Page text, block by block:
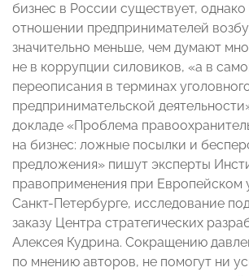
бизнес в России существует, однако
отношении предпринимателей
значительно меньше, чем думают
не в коррупции силовиков, «а в
переописания в терминах
предпринимательской
докладе «Проблема
на бизнес: ложные посылки и
предложения» пишут эксперты
правоприменения при Европейском
Санкт-Петербурге, исследование
заказу Центра стратегических
Алексея Кудрина. Сокращению
по мнению авторов, не помогут ни